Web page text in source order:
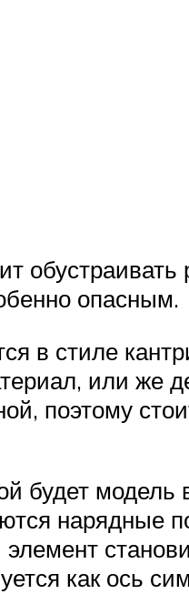
опасным.
в стиле
или
поэтому
будет
нарядные
как ось